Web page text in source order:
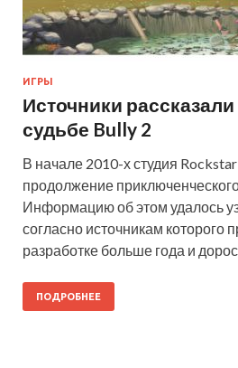
ИГРЫ
Источники
судьбе Bully 2
В начале 2010-х студия
продолжение
Информацию об этом удалось
согласно источникам которого
разработке больше года и
ПОДРОБНЕЕ